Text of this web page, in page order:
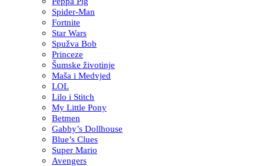
Spider-Man
Fortnite
Star Wars
Spužva Bob
Princeze
Šumske životinje
Maša i Medvjed
LOL
Lilo i Stitch
My Little Pony
Betmen
Gabby’s Dollhouse
Blue’s Clues
Super Mario
Avengers